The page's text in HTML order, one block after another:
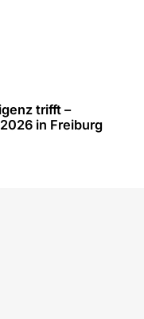
trifft –
in Freiburg